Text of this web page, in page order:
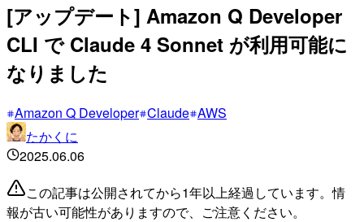
[アップデート] Amazon Q Developer
CLI で Claude 4 Sonnet が利用可能に
なりました
Amazon Q Developer Claude AWS
たかくに
2025.06.06
この記事は公開されてから1年以上経過しています。情
報が古い可能性がありますので、ご注意ください。